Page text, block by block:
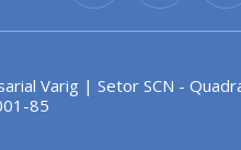
Varig | Setor SCN -
85